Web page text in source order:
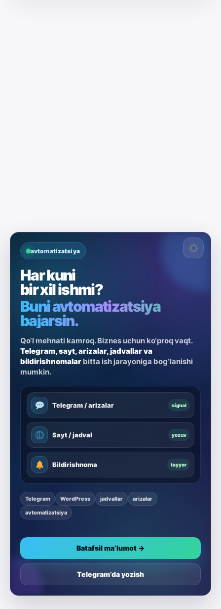
avtomatizatsiya
Har kuni
bir xil ishmi?
Buni avtomatizatsiya
bajarsin.
Qo‘l mehnati kamroq. Biznes uchun ko‘proq vaqt.
Telegram, sayt, arizalar, jadvallar va
bildirishnomalar bitta ish jarayoniga bog‘lanishi
mumkin.
Telegram / arizalar signal
Sayt / jadval yozuv
Bildirishnoma tayyor
Telegram WordPress jadvallar
arizalar
avtomatizatsiya
Batafsil ma’lumot →
Telegram’da yozish